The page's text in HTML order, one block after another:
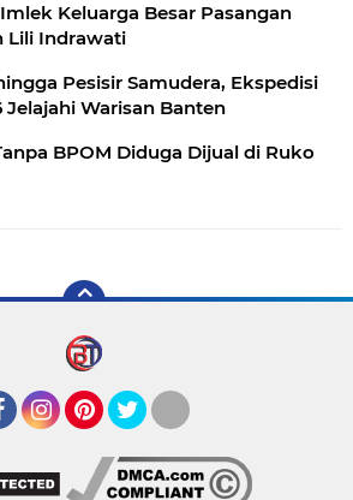
Keluarga Besar Pasangan
Lili Indrawati
Pesisir Samudera, Ekspedisi
Jelajahi Warisan Banten
BPOM Diduga Dijual di Ruko